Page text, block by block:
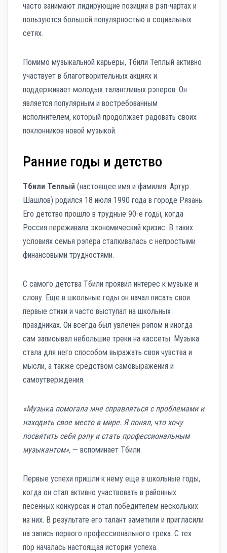
часто занимают лидирующие позиции в рэп-чартах и
пользуются большой популярностью в социальных
сетях.
Помимо музыкальной карьеры, Тбили Теплый активно
участвует в благотворительных акциях и
поддерживает молодых талантливых рэперов. Он
является популярным и востребованным
исполнителем, который продолжает радовать своих
поклонников новой музыкой.
Ранние годы и детство
Тбили Теплый (настоящее имя и фамилия: Артур
Шашлов) родился 18 июля 1990 года в городе Рязань.
Его детство прошло в трудные 90-е годы, когда
Россия переживала экономический кризис. В таких
условиях семья рэпера сталкивалась с непростыми
финансовыми трудностями.
С самого детства Тбили проявил интерес к музыке и
слову. Еще в школьные годы он начал писать свои
первые стихи и часто выступал на школьных
праздниках. Он всегда был увлечен рэпом и иногда
сам записывал небольшие треки на кассеты. Музыка
стала для него способом выражать свои чувства и
мысли, а также средством самовыражения и
самоутверждения.
«Музыка помогала мне справляться с проблемами и
находить свое место в мире. Я понял, что хочу
посвятить себя рэпу и стать профессиональным
музыкантом», — вспоминает Тбили.
Первые успехи пришли к нему еще в школьные годы,
когда он стал активно участвовать в районных
песенных конкурсах и стал победителем нескольких
из них. В результате его талант заметили и пригласили
на запись первого профессионального трека. С тех
пор началась настоящая история успеха.